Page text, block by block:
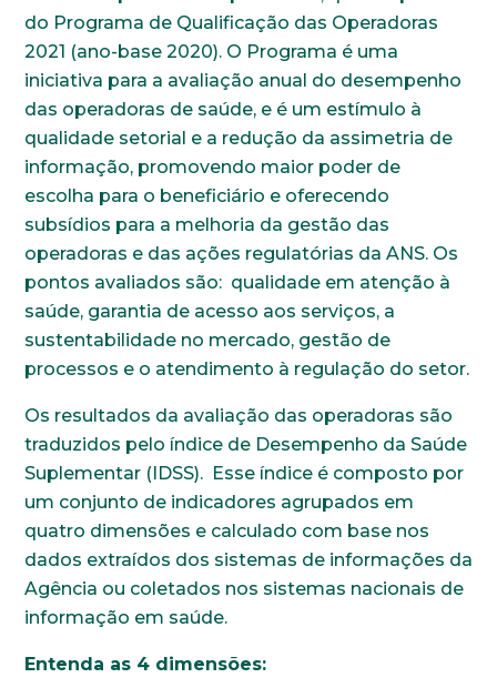
do Programa de Qualificação das Operadoras
2021 (ano-base 2020). O Programa é uma
iniciativa para a avaliação anual do desempenho
das operadoras de saúde, e é um estímulo à
qualidade setorial e a redução da assimetria de
informação, promovendo maior poder de
escolha para o beneficiário e oferecendo
subsídios para a melhoria da gestão das
operadoras e das ações regulatórias da ANS. Os
pontos avaliados são: qualidade em atenção à
saúde, garantia de acesso aos serviços, a
sustentabilidade no mercado, gestão de
processos e o atendimento à regulação do setor.
Os resultados da avaliação das operadoras são
traduzidos pelo índice de Desempenho da Saúde
Suplementar (IDSS). Esse índice é composto por
um conjunto de indicadores agrupados em
quatro dimensões e calculado com base nos
dados extraídos dos sistemas de informações da
Agência ou coletados nos sistemas nacionais de
informação em saúde.
Entenda as 4 dimensões: